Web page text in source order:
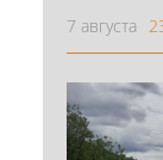
7 августа